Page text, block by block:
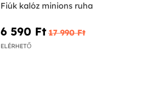
Fiúk kalóz minions ruha
6 590 Ft‎ 17 990 Ft‎
ELÉRHETŐ